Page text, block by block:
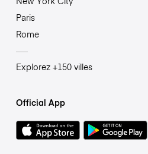
Paris
Rome
Explorez +150 villes
Official App